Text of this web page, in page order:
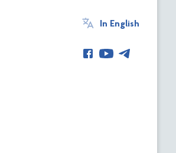
In English